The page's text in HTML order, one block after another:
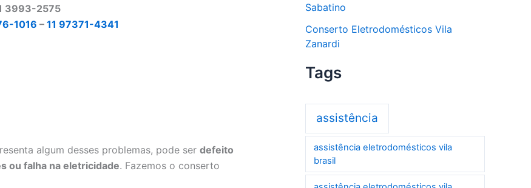
3993-2575
1016 – 11 97371-4341
algum desses problemas, pode serdefeito
ou falha na eletricidade. Fazemos o conserto
Sabatino
Conserto Eletrodomésticos Vila
Zanardi
Tags
assistência
assistência eletrodomésticos vila
brasil